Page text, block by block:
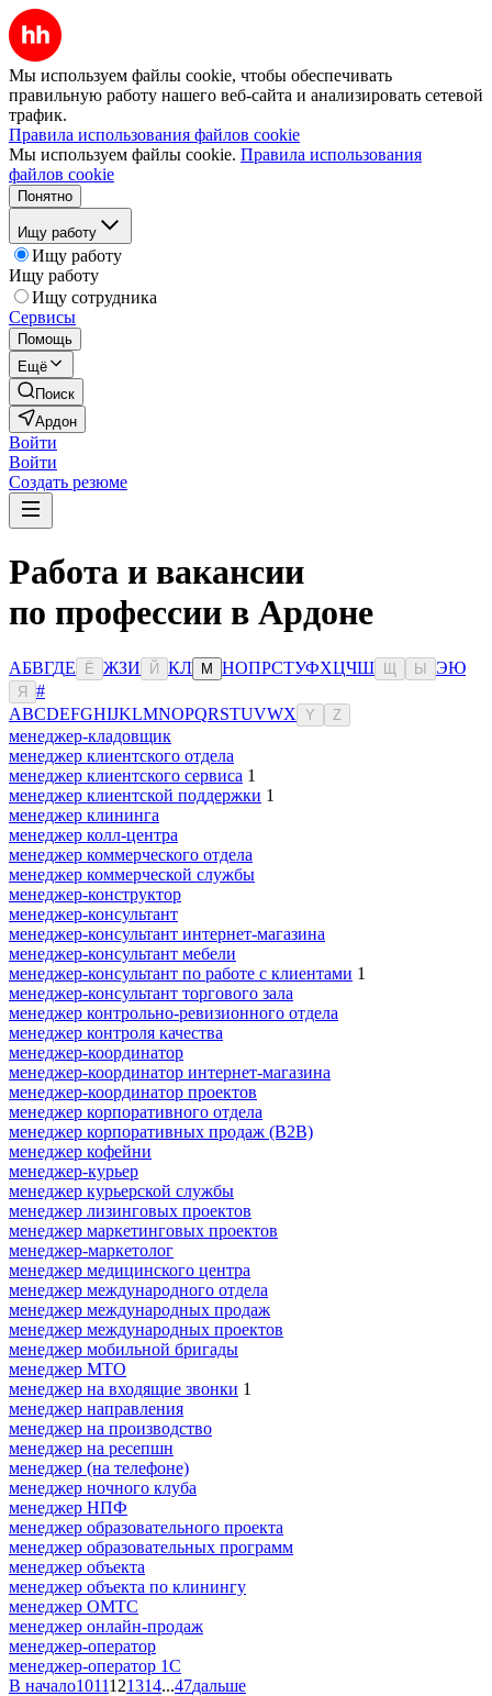
Мы используем файлы cookie, чтобы обеспечивать
правильную работу нашего веб-сайта и анализировать сетевой
трафик.
Правила использования файлов cookie
Мы используем файлы cookie. Правила использования
файлов cookie
Понятно
Ищу работу
Ищу работу
Ищу работу
Ищу сотрудника
Сервисы
Помощь
Ещё
Поиск
Ардон
Войти
Войти
Создать резюме
Работа и вакансии
по профессии в Ардоне
АБВГДЕ Ё ЖЗИ Й КЛ М НОПРСТУФХЦЧШ Ы ЭЮ
Я
#
ABCDEFGHIJKLMNOPQRSTUVWX Y Z
менеджер-кладовщик
менеджер клиентского отдела
менеджер клиентского сервиса 1
менеджер клиентской поддержки 1
менеджер клининга
менеджер колл-центра
менеджер коммерческого отдела
менеджер коммерческой службы
менеджер-конструктор
менеджер-консультант
менеджер-консультант интернет-магазина
менеджер-консультант мебели
менеджер-консультант по работе с клиентами 1
менеджер-консультант торгового зала
менеджер контрольно-ревизионного отдела
менеджер контроля качества
менеджер-координатор
менеджер-координатор интернет-магазина
менеджер-координатор проектов
менеджер корпоративного отдела
менеджер корпоративных продаж (B2B)
менеджер кофейни
менеджер-курьер
менеджер курьерской службы
менеджер лизинговых проектов
менеджер маркетинговых проектов
менеджер-маркетолог
менеджер медицинского центра
менеджер международного отдела
менеджер международных продаж
менеджер международных проектов
менеджер мобильной бригады
менеджер МТО
менеджер на входящие звонки 1
менеджер направления
менеджер на производство
менеджер на ресепшн
менеджер (на телефоне)
менеджер ночного клуба
менеджер НПФ
менеджер образовательного проекта
менеджер образовательных программ
менеджер объекта
менеджер объекта по клинингу
менеджер ОМТС
менеджер онлайн-продаж
менеджер-оператор
менеджер-оператор 1С
В начало1011121314...47дальше